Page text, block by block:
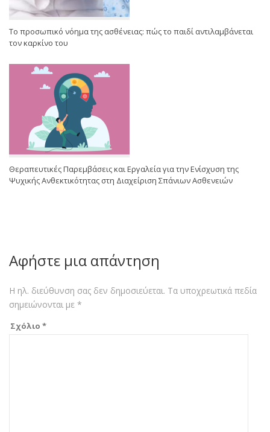
Το προσωπικό νόημα της ασθένειας: πώς το παιδί αντιλαμβάνεται
τον καρκίνο του
Θεραπευτικές Παρεμβάσεις και Εργαλεία για την Ενίσχυση της
Ψυχικής Ανθεκτικότητας στη Διαχείριση Σπάνιων Ασθενειών
Αφήστε μια απάντηση
Η ηλ. διεύθυνση σας δεν δημοσιεύεται. Τα υποχρεωτικά πεδία
σημειώνονται με *
Σχόλιο *